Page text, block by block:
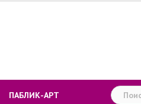
ПАБЛИК-АРТ Найти: